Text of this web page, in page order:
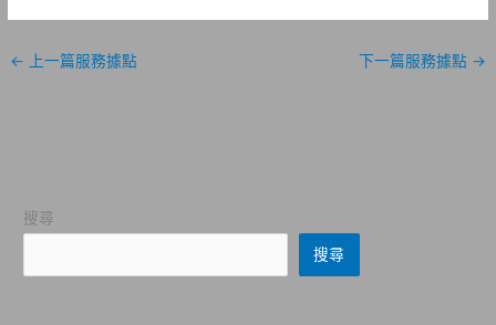
← 上一篇服務據點 下一篇服務據點 →
搜尋
搜尋